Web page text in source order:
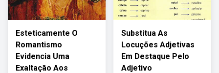
Esteticamente O
Romantismo
Evidencia Uma
Exaltação Aos
Substitua As
Locuções Adjetivas
Em Destaque Pelo
Adjetivo